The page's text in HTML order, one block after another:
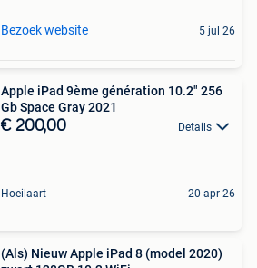
Bezoek website 5 jul 26
Apple iPad 9ème génération 10.2" 256
Gb Space Gray 2021
€ 200,00 Details
Hoeilaart 20 apr 26
(Als) Nieuw Apple iPad 8 (model 2020)